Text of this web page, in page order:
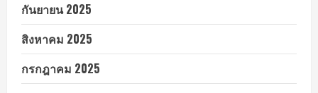
กันยายน 2025
สิงหาคม 2025
กรกฎาคม 2025